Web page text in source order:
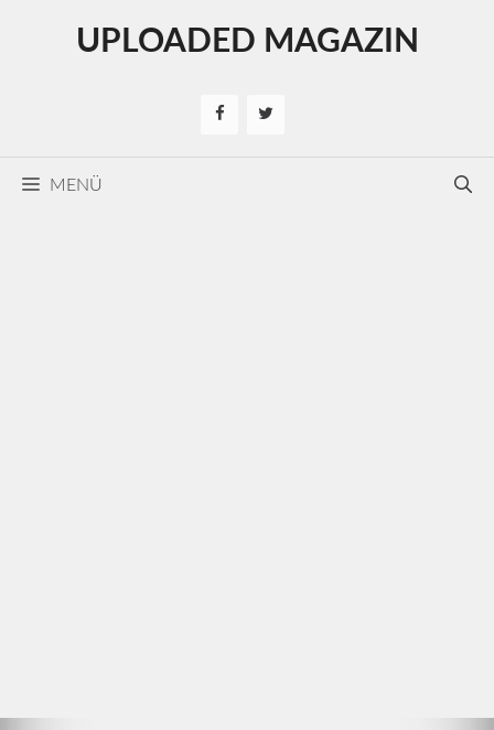
UPLOADED MAGAZIN
MENÜ